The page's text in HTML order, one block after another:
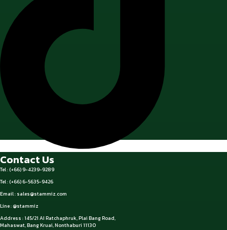
Contact Us
Tel : (+66) 9-4239-9289
Tel : (+66) 6-5635-9426
Email : sales@stammiz.com
Line : @stammiz
Address : 145/21 AI Ratchaphruk, Plai Bang Road,
Mahaswat, Bang Kruai, Nonthaburi 11130